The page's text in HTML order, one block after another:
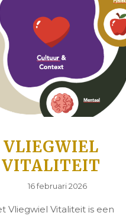
VLIEGWIEL
VITALITEIT
16 februari 2026
Vliegwiel Vitaliteit is een